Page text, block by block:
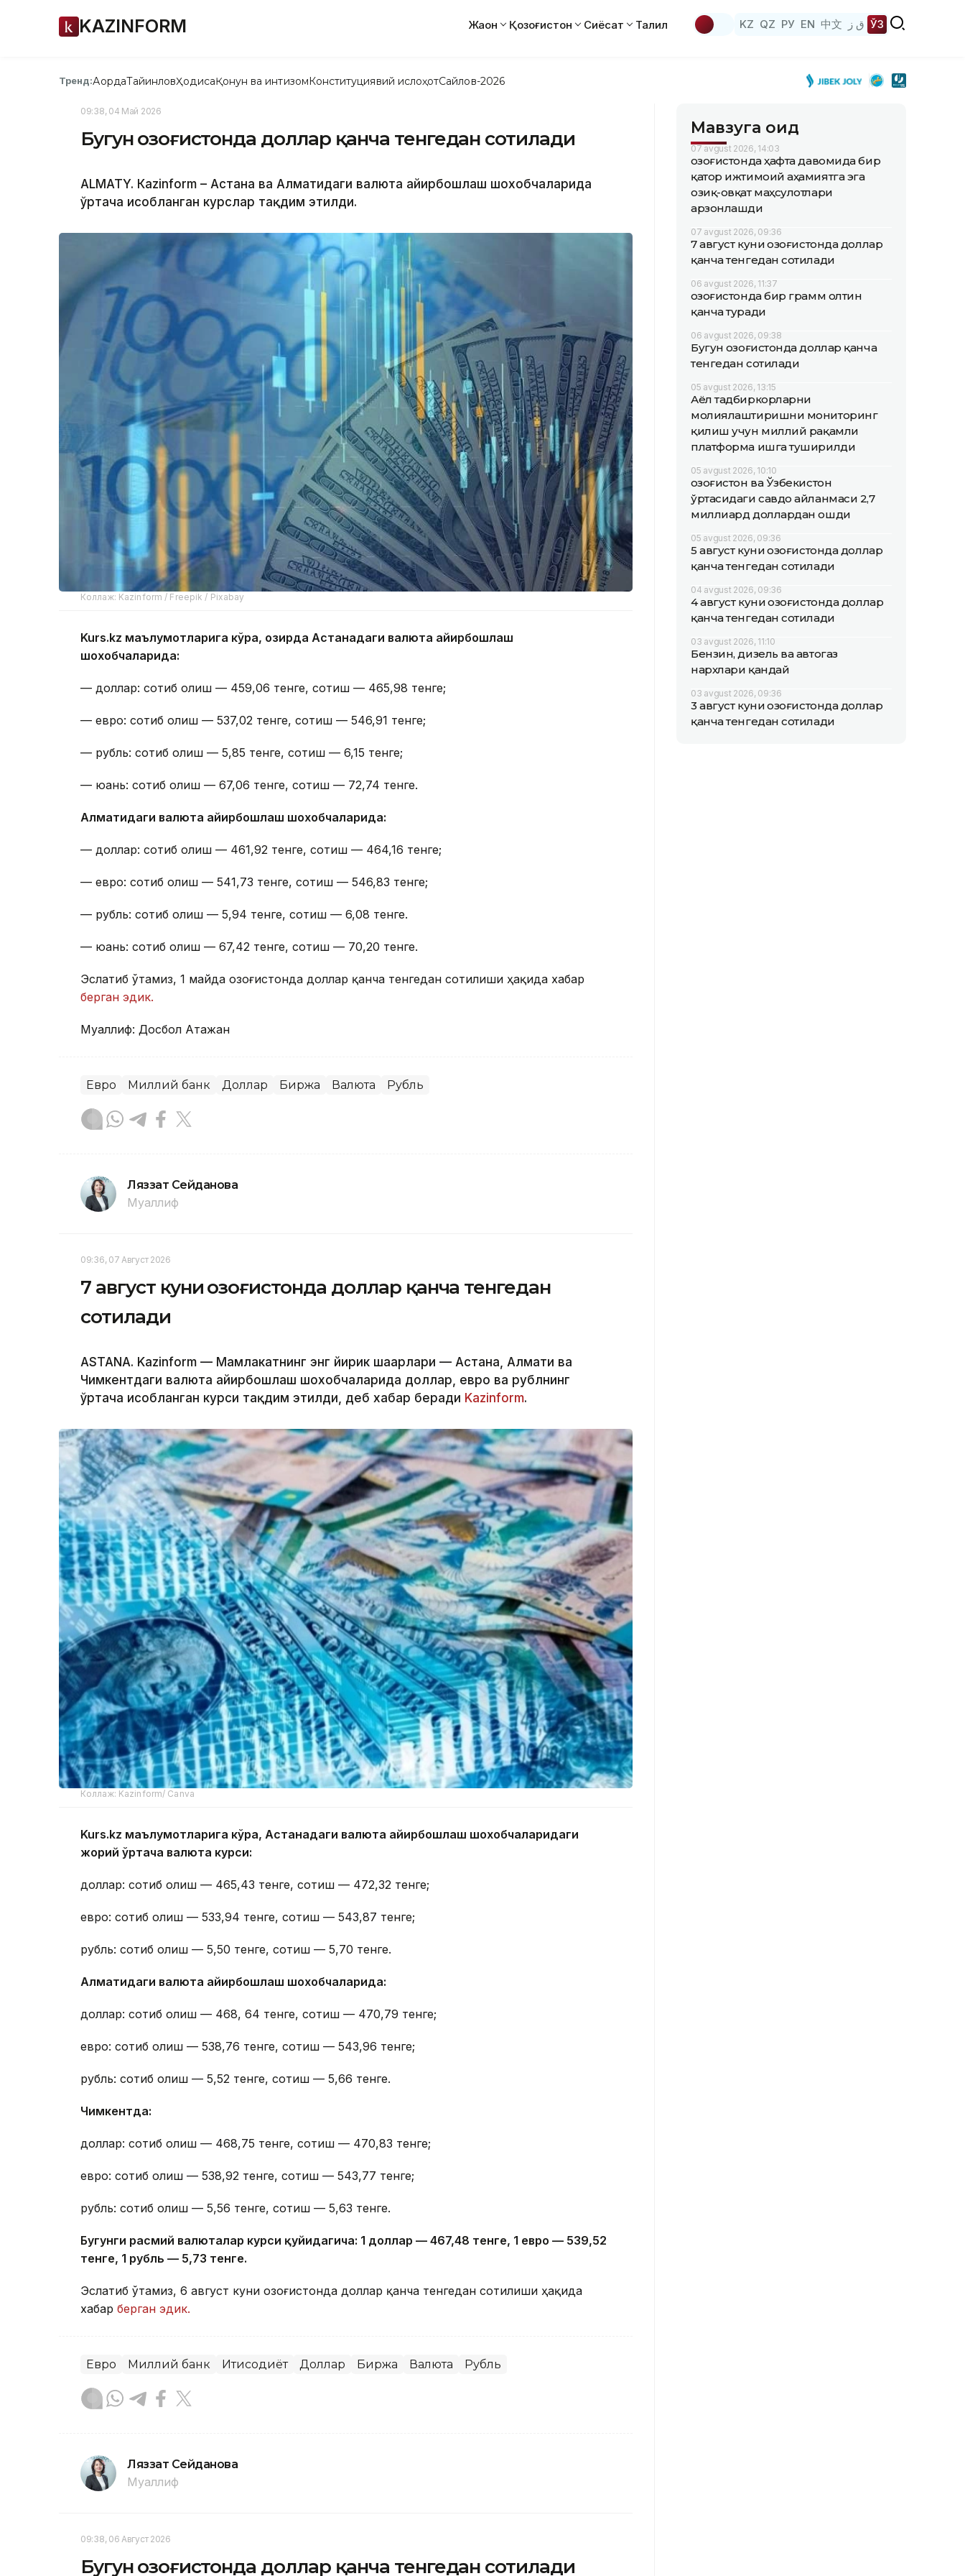
KAZINFORM Жаҳон Қозоғистон Сиёсат Таҳлил KZ QZ РУ EN 中文 ق ز ЎЗ
Тренд:АқордаТайинловҲодисаҚонун ва интизомКонституциявий ислоҳотСайлов-2026
09:38, 04 Май 2026
Бугун Қозоғистонда доллар қанча тенгедан сотилади
ALMATY. Кazinform – Астана ва Алматидаги валюта айирбошлаш шохобчаларида
ўртача ҳисобланган курслар тақдим этилди.
Коллаж: Kazinform / Freepik / Pixabay
Kurs.kz маълумотларига кўра, ҳозирда Астанадаги валюта айирбошлаш
шохобчаларида:
— доллар: сотиб олиш — 459,06 тенге, сотиш — 465,98 тенге;
— евро: сотиб олиш — 537,02 тенге, сотиш — 546,91 тенге;
— рубль: сотиб олиш — 5,85 тенге, сотиш — 6,15 тенге;
— юань: сотиб олиш — 67,06 тенге, сотиш — 72,74 тенге.
Алматидаги валюта айирбошлаш шохобчаларида:
— доллар: сотиб олиш — 461,92 тенге, сотиш — 464,16 тенге;
— евро: сотиб олиш — 541,73 тенге, сотиш — 546,83 тенге;
— рубль: сотиб олиш — 5,94 тенге, сотиш — 6,08 тенге.
— юань: сотиб олиш — 67,42 тенге, сотиш — 70,20 тенге.
Эслатиб ўтамиз, 1 майда Қозоғистонда доллар қанча тенгедан сотилиши ҳақида хабар
берган эдик.
Муаллиф: Досбол Атажан
Евро Миллий банк Доллар Биржа Валюта Рубль
Ляззат Сейданова
Муаллиф
09:36, 07 Август 2026
7 август куни Қозоғистонда доллар қанча тенгедан
сотилади
ASTANA. Kazinform — Мамлакатнинг энг йирик шаҳарлари — Астана, Алмати ва
Чимкентдаги валюта айирбошлаш шохобчаларида доллар, евро ва рублнинг
ўртача ҳисобланган курси тақдим этилди, деб хабар беради Kazinform.
Коллаж: Kazinform/ Canva
Kurs.kz маълумотларига кўра, Астанадаги валюта айирбошлаш шохобчаларидаги
жорий ўртача валюта курси:
доллар: сотиб олиш — 465,43 тенге, сотиш — 472,32 тенге;
евро: сотиб олиш — 533,94 тенге, сотиш — 543,87 тенге;
рубль: сотиб олиш — 5,50 тенге, сотиш — 5,70 тенге.
Алматидаги валюта айирбошлаш шохобчаларида:
доллар: сотиб олиш — 468, 64 тенге, сотиш — 470,79 тенге;
евро: сотиб олиш — 538,76 тенге, сотиш — 543,96 тенге;
рубль: сотиб олиш — 5,52 тенге, сотиш — 5,66 тенге.
Чимкентда:
доллар: сотиб олиш — 468,75 тенге, сотиш — 470,83 тенге;
евро: сотиб олиш — 538,92 тенге, сотиш — 543,77 тенге;
рубль: сотиб олиш — 5,56 тенге, сотиш — 5,63 тенге.
Бугунги расмий валюталар курси қуйидагича: 1 доллар — 467,48 тенге, 1 евро — 539,52
тенге, 1 рубль — 5,73 тенге.
Эслатиб ўтамиз, 6 август куни Қозоғистонда доллар қанча тенгедан сотилиши ҳақида
хабар берган эдик.
Евро Миллий банк Иқтисодиёт Доллар Биржа Валюта Рубль
Ляззат Сейданова
Муаллиф
09:38, 06 Август 2026
Бугун Қозоғистонда доллар қанча тенгедан сотилади
Мавзуга оид
07 avgust 2026, 14:03
Қозоғистонда ҳафта давомида бир
қатор ижтимоий аҳамиятга эга
озиқ-овқат маҳсулотлари
арзонлашди
07 avgust 2026, 09:36
7 август куни Қозоғистонда доллар
қанча тенгедан сотилади
06 avgust 2026, 11:37
Қозоғистонда бир грамм олтин
қанча туради
06 avgust 2026, 09:38
Бугун Қозоғистонда доллар қанча
тенгедан сотилади
05 avgust 2026, 13:15
Аёл тадбиркорларни
молиялаштиришни мониторинг
қилиш учун миллий рақамли
платформа ишга туширилди
05 avgust 2026, 10:10
Қозоғистон ва Ўзбекистон
ўртасидаги савдо айланмаси 2,7
миллиард доллардан ошди
05 avgust 2026, 09:36
5 август куни Қозоғистонда доллар
қанча тенгедан сотилади
04 avgust 2026, 09:36
4 август куни Қозоғистонда доллар
қанча тенгедан сотилади
03 avgust 2026, 11:10
Бензин, дизель ва автогаз
нархлари қандай
03 avgust 2026, 09:36
3 август куни Қозоғистонда доллар
қанча тенгедан сотилади